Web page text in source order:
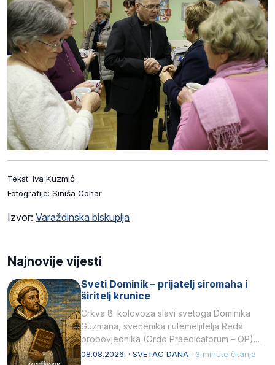
Tekst: Iva Kuzmić
Fotografije: Siniša Conar
Izvor: Varaždinska biskupija
Najnovije vijesti
Sveti Dominik – prijatelj siromaha i
širitelj krunice
Crkva 8. kolovoza slavi svetoga Dominika
Guzmana, svećenika i utemeljitelja Reda
propovjednika (Ordo Praedicatorum – OP).
Svojim životom, dubokom ljubavlju prema
08.08.2026. · SVETAC DANA · 3 minute čitanja